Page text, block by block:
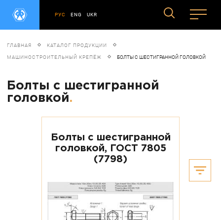
РУС ENG UKR
ГЛАВНАЯ КАТАЛОГ ПРОДУКЦИИ
МАШИНОСТРОИТЕЛЬНЫЙ КРЕПЁЖ БОЛТЫ С ШЕСТИГРАННОЙ ГОЛОВКОЙ
Болты с шестигранной
головкой.
Болты с шестигранной
головкой, ГОСТ 7805
(7798)